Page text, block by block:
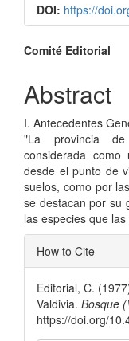
DOI: https://
Main
Article
Content
Comité Editorial
Abstract
I. Antecedentes
"La provincia de
considerada
desde el punto de
suelos, como por
se destacan por su
las especies que
Article
Details
How to Cite
Editorial, C.
Valdivia. Bosque
https://doi.org/